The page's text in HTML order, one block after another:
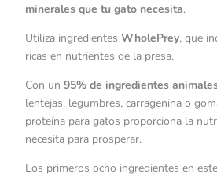
minerales que tu gato necesita.
Utiliza ingredientes WholePrey, que
ricas en nutrientes de la presa.
Con un 95% de ingredientes
lentejas, legumbres, carragenina o
proteína para gatos proporciona la
necesita para prosperar.
Los primeros ocho ingredientes en